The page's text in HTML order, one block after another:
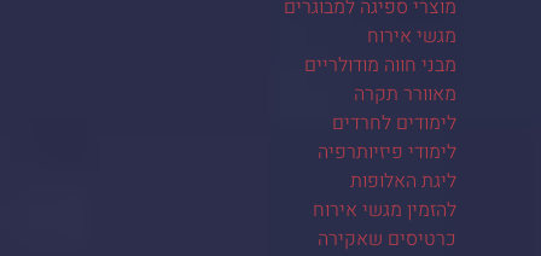
מוצרי ספיגה למבוגרים
מגשי אירוח
מבני חווה מודולריים
מאוורר תקרה
לימודים לחרדים
לימודי פיזיותרפיה
ליגת האלופות
להזמין מגשי אירוח
כרטיסים שאקירה